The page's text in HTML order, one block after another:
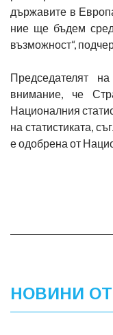
държавите в
ние ще бъдем
възможност“,
Председателят
внимание, че
Националния
на статистиката,
е одобрена от
НОВИНИ